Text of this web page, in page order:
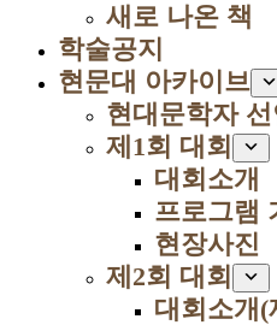
새로 나온 책
학술공지
현문대 아카이브
현대문학자 선
제1회 대회
대회소개
프로그램
현장사진
제2회 대회
대회소개(